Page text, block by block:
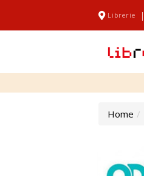
Librerie |
Home